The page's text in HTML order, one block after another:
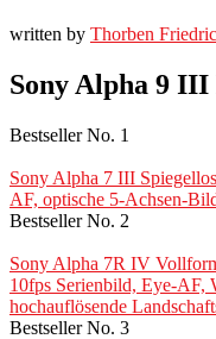
written by Thorben
Sony Alpha 9
Bestseller No. 1
Sony Alpha 7 III
AF, optische 5-Achsen-
Bestseller No. 2
Sony Alpha 7R IV
10fps Serienbild, Eye-AF,
hochauflösende
Bestseller No. 3